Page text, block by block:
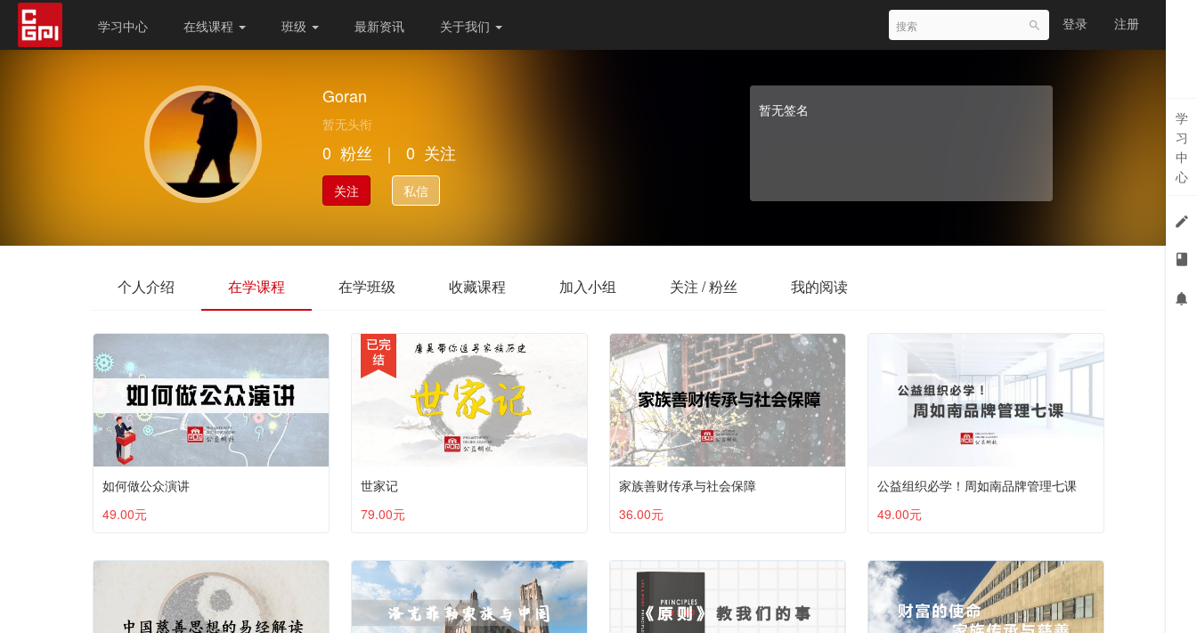
学习中心 在线课程 班级 最新资讯 关于我们 登录 注册
Goran
暂无头衔
0 粉丝 ｜ 0 关注
关注 私信
暂无签名
个人介绍 在学课程 在学班级 收藏课程 加入小组 关注 / 粉丝 我的阅读
如何做公众演讲
49.00元
世家记
79.00元
家族善财传承与社会保障
36.00元
公益组织必学！周如南品牌管理七课
49.00元
学
习
中
心